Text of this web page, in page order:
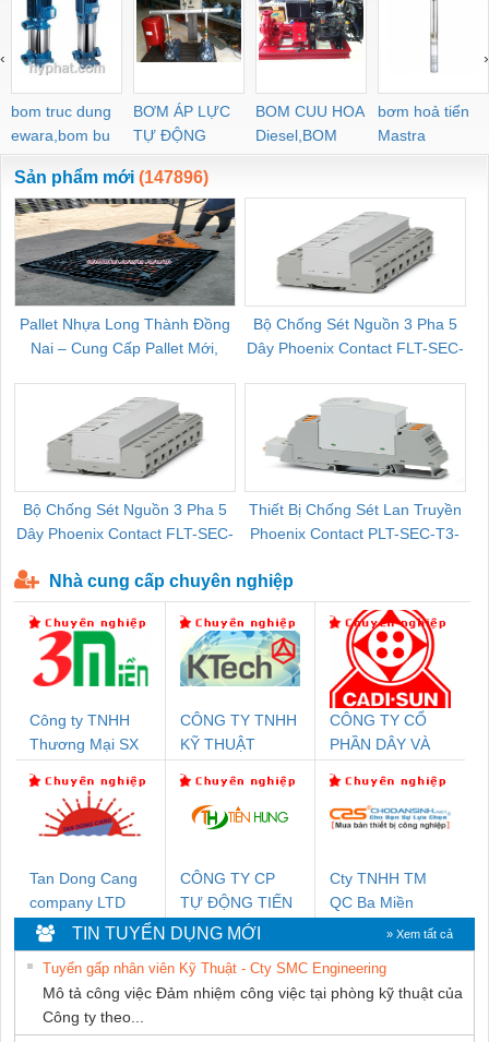
PEG PW PGJ PPGJ
PYJW SL-C PC-C
POC-C PL-C
11
bom truc dung
ewara,bom bu
ewara
BƠM ÁP LỰC
TỰ ĐỘNG
BOM CUU HOA
Diesel,BOM
CHUA CHAY
bơm hoả tiển
Mastra
‹ ›
Sản phẩm mới (147896)
Pallet Nhựa Long Thành Đồng
Nai – Cung Cấp Pallet Mới,
Bộ Chống Sét Nguồn 3 Pha 5
Dây Phoenix Contact FLT-SEC-
Bộ Chống Sét Nguồn 3 Pha 5
Dây Phoenix Contact FLT-SEC-
Thiết Bị Chống Sét Lan Truyền
Phoenix Contact PLT-SEC-T3-
Nhà cung cấp chuyên nghiệp
Công ty TNHH
Thương Mại SX
CÔNG TY TNHH
KỸ THUẬT
NAM
CÔNG TY CỔ
PHẦN DÂY VÀ
THƯỢNG ĐÌNH
Tan Dong Cang
company LTD
CÔNG TY CP
TỰ ĐỘNG TIẾN
HƯNG
Cty TNHH TM
QC Ba Miền
TIN TUYỂN DỤNG MỚI » Xem tất cả
Tuyển gấp nhân viên Kỹ Thuật - Cty SMC Engineering
Mô tả công việc Đảm nhiệm công việc tại phòng kỹ thuật của
Công ty theo...